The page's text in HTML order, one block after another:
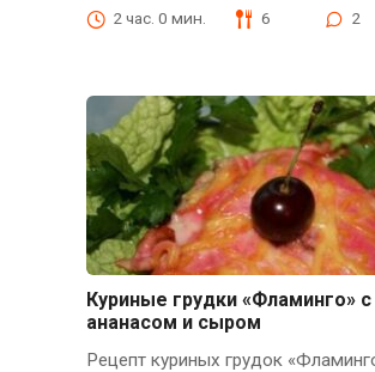
2 час. 0 мин. 6 2
Куриные грудки «Фламинго» с
ананасом и сыром
Рецепт куриных грудок